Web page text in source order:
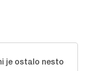
je ostalo nesto